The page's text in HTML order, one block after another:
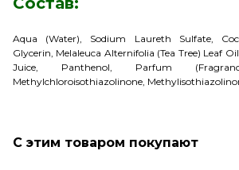
Aqua (Water), Sodium Laureth Sulfate,
Glycerin, Melaleuca Alternifolia (Tea Tree) Leaf
Juice, Panthenol, Parfum
Methylchloroisothiazolinone,
С этим товаром покупают